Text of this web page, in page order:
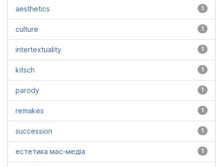
1
aesthetics
1
culture
1
intertextuality
1
kitsch
1
parody
1
remakes
1
succession
1
естетика мас-медіа